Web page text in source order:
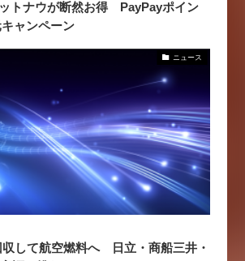
トナウが断然お得 PayPayポイン
キャンペーン
ニュース
して航空燃料へ 日立・商船三井・